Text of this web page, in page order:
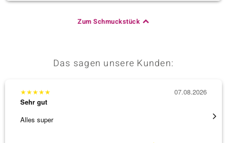
Zum Schmuckstück
Das sagen unsere Kunden:
★★★★★
Sehr gut
Alles super
07.08.2026